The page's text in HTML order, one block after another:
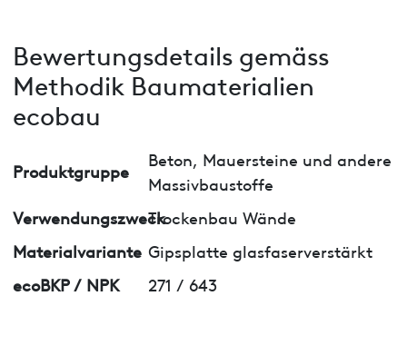
Bewertungsdetails gemäss
Methodik Baumaterialien
ecobau
Produktgruppe
Beton, Mauersteine und andere
Massivbaustoffe
VerwendungszweckTrockenbau Wände
Materialvariante Gipsplatte glasfaserverstärkt
ecoBKP / NPK
271 / 643